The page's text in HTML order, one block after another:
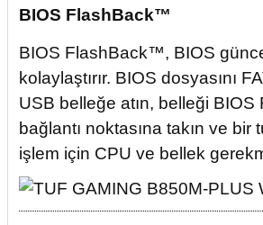
BIOS FlashBack™
BIOS FlashBack™, BIOS
kolaylaştırır. BIOS dosyasını
USB belleğe atın, belleği
bağlantı noktasına takın ve bir
işlem için CPU ve bellek